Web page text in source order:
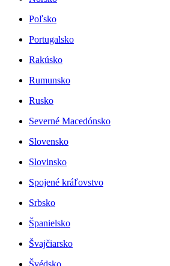
Poľsko
Portugalsko
Rakúsko
Rumunsko
Rusko
Severné Macedónsko
Slovensko
Slovinsko
Spojené kráľovstvo
Srbsko
Španielsko
Švajčiarsko